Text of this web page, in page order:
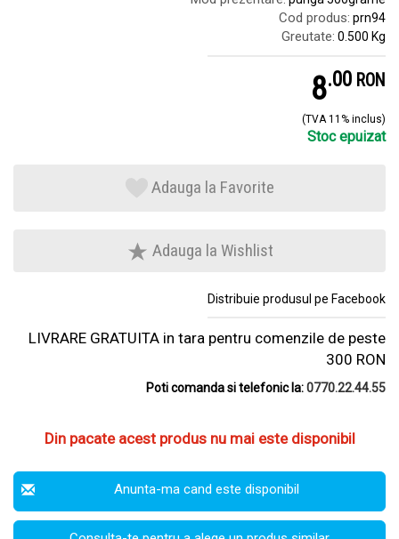
Cod produs: prn94
Greutate: 0.500 Kg
8.0 RON
(TVA 11% inclus)
Stoc epuizat
Adauga la Favorite
Adauga la Wishlist
Distribuie produsul pe Facebook
LIVRARE GRATUITA in tara pentru comenzile de peste
300 RON
Poti comanda si telefonic la:0770.22.44.55
Din pacate acest produs nu mai este disponibil
Anunta-ma cand este disponibil